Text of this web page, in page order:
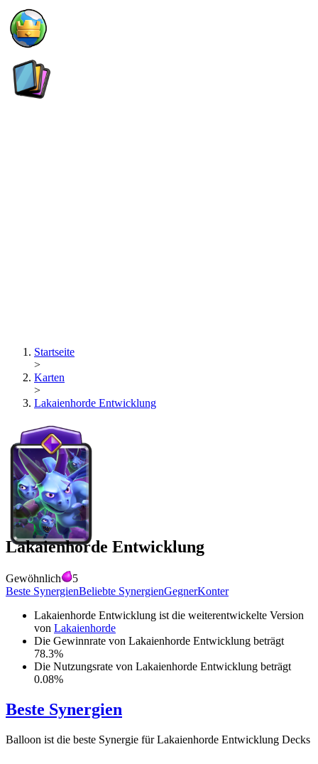
Startseite
>
Karten
>
Lakaienhorde Entwicklung
Lakaienhorde Entwicklung
Gewöhnlich
5
Beste SynergienBeliebte SynergienGegnerKonter
Lakaienhorde Entwicklung ist die weiterentwickelte Version
von Lakaienhorde
Die Gewinnrate von Lakaienhorde Entwicklung beträgt
78.3%
Die Nutzungsrate von Lakaienhorde Entwicklung beträgt
0.08%
Beste Synergien
Balloon ist die beste Synergie fürLakaienhorde Entwicklung Decks